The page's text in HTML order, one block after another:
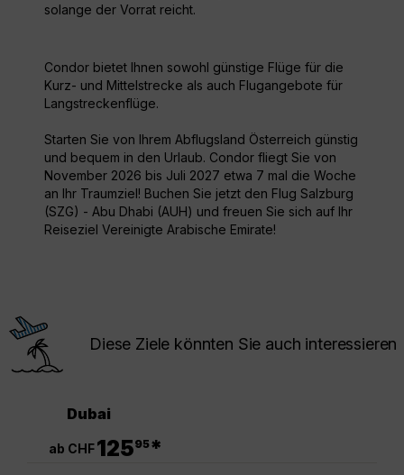
solange der Vorrat reicht.
Condor bietet Ihnen sowohl günstige Flüge für die
Kurz- und Mittelstrecke als auch Flugangebote für
Langstreckenflüge.
Starten Sie von Ihrem Abflugsland Österreich günstig
und bequem in den Urlaub. Condor fliegt Sie von
November 2026 bis Juli 2027 etwa 7 mal die Woche
an Ihr Traumziel! Buchen Sie jetzt den Flug Salzburg
(SZG) - Abu Dhabi (AUH) und freuen Sie sich auf Ihr
Reiseziel Vereinigte Arabische Emirate!
Diese Ziele könnten Sie auch interessieren
Dubai
ab CHF12595*